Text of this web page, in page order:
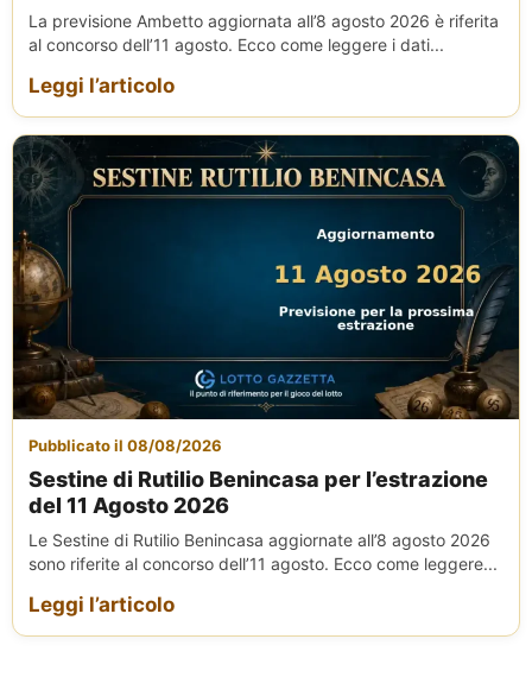
La previsione Ambetto aggiornata all’8 agosto 2026 è riferita
al concorso dell’11 agosto. Ecco come leggere i dati...
Leggi l’articolo
Pubblicato il 08/08/2026
Sestine di Rutilio Benincasa per l’estrazione
del 11 Agosto 2026
Le Sestine di Rutilio Benincasa aggiornate all’8 agosto 2026
sono riferite al concorso dell’11 agosto. Ecco come leggere...
Leggi l’articolo